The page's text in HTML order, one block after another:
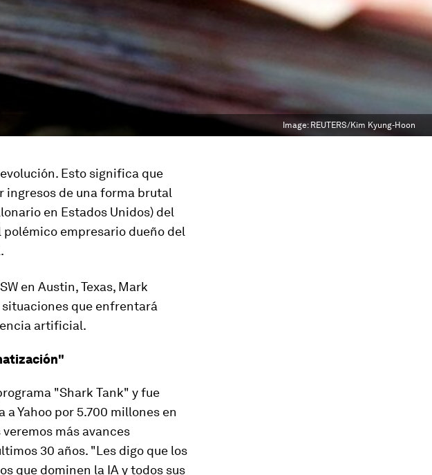
Image: REUTERS/Kim Kyung-Hoon
Esto significa que
ingresos de una forma brutal
en Estados Unidos) del
polémico empresario dueño del
en Austin, Texas, Mark
que enfrentará
artificial.
"Shark Tank" y fue
Yahoo por 5.700 millones en
más avances
30 años. "Les digo que los
que dominen la IA y todos sus